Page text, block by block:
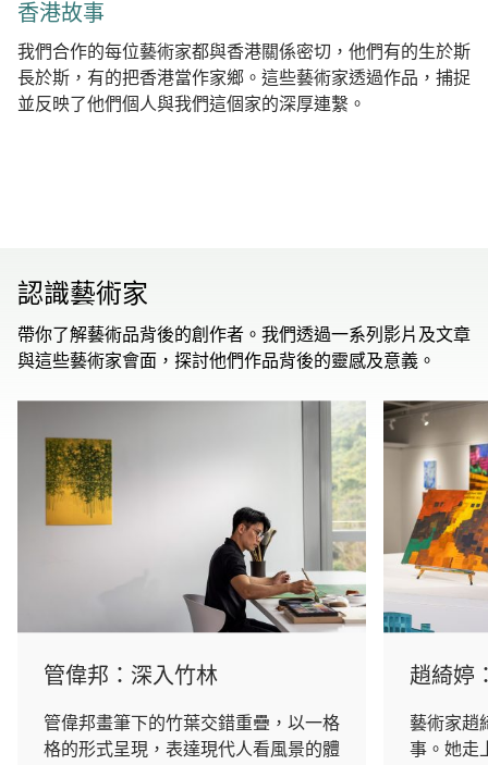
香港故事
我們合作的每位藝術家都與香港關係密切，他們有的生於斯
長於斯，有的把香港當作家鄉。這些藝術家透過作品，捕捉
並反映了他們個人與我們這個家的深厚連繫。
認識藝術家
帶你了解藝術品背後的創作者。我們透過一系列影片及文章
與這些藝術家會面，探討他們作品背後的靈感及意義。
管偉邦：深入竹林
管偉邦畫筆下的竹葉交錯重疊，以一格
格的形式呈現，表達現代人看風景的體
趙綺婷
藝術家趙
事。她走